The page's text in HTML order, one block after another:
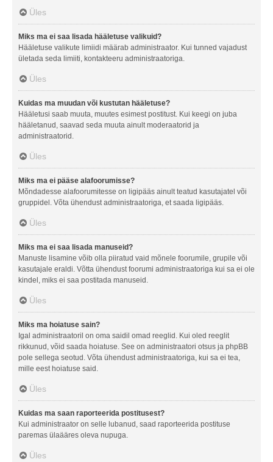
Üles
Miks ma ei saa lisada hääletuse valikuid?
Hääletuse valikute limiidi määrab administraator. Kui tunned vajadust
ületada seda limiiti, kontakteeru administraatoriga.
Üles
Kuidas ma muudan või kustutan hääletuse?
Hääletusi saab muuta, muutes esimest postitust. Kui keegi on juba
hääletanud, saavad seda muuta ainult moderaatorid ja
administraatorid.
Üles
Miks ma ei pääse alafoorumisse?
Mõndadesse alafoorumitesse on ligipääs ainult teatud kasutajatel või
gruppidel. Võta ühendust administraatoriga, et saada ligipääs.
Üles
Miks ma ei saa lisada manuseid?
Manuste lisamine võib olla piiratud vaid mõnele foorumile, grupile või
kasutajale eraldi. Võtta ühendust foorumi administraatoriga kui sa ei ole
kindel, miks ei saa postitada manuseid.
Üles
Miks ma hoiatuse sain?
Igal administraatoril on oma saidil omad reeglid. Kui oled reeglit
rikkunud, võid saada hoiatuse. See on administraatori otsus ja phpBB
pole sellega seotud. Võta ühendust administraatoriga, kui sa ei tea,
mille eest hoiatuse said.
Üles
Kuidas ma saan raporteerida postitusest?
Kui administraator on selle lubanud, saad raporteerida postituse
paremas ülaääres oleva nupuga.
Üles